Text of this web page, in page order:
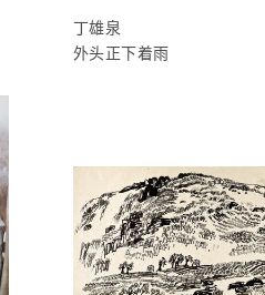
丁雄泉
外头正下着雨